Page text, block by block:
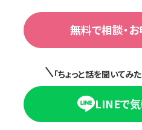
無料で相談・
「ちょっと話を聞いてみた
LINEで